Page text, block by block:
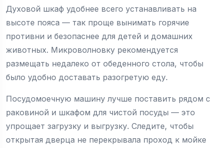
Духовой шкаф удобнее всего устанавливать на
высоте пояса — так проще вынимать горячие
противни и безопаснее для детей и домашних
животных. Микроволновку рекомендуется
размещать недалеко от обеденного стола, чтобы
было удобно доставать разогретую еду.
Посудомоечную машину лучше поставить рядом с
раковиной и шкафом для чистой посуды — это
упрощает загрузку и выгрузку. Следите, чтобы
открытая дверца не перекрывала проход к мойке